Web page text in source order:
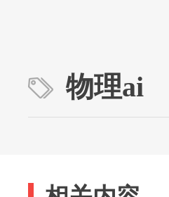
物理ai